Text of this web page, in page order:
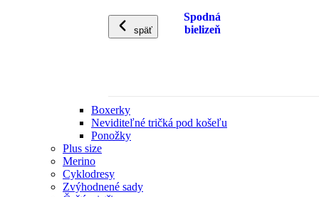
späť
Spodná
bielizeň
Boxerky
Neviditeľné tričká pod košeľu
Ponožky
Plus size
Merino
Cyklodresy
Zvýhodnené sady